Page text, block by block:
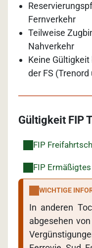
Fernverkehr
Teilweise
Nahverkehr
Keine
der FS (Trenord
Gültigkeit FIP
FIP
FIP
WICHTIGE
In anderen
abgesehen